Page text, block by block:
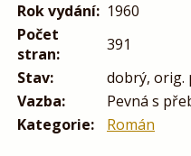
Rok vydání: 1960
Počet
stran:
391
Stav:
dobrý, orig.
Vazba:
Pevná s
Kategorie:
Román